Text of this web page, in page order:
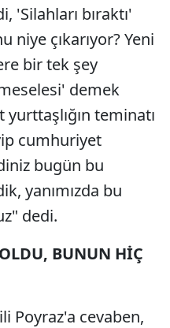
'Silahları bıraktı'
niye çıkarıyor? Yeni
bir tek şey
demek
teminatı
cumhuriyet
bugün bu
yanımızda bu
dedi.
BUNUN HİÇ
Poyraz'a cevaben,